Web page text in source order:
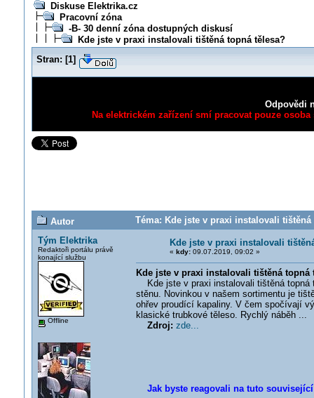
Diskuse Elektrika.cz
Pracovní zóna
-B- 30 denní zóna dostupných diskusí
Kde jste v praxi instalovali tištěná topná tělesa?
Stran: [1]
Odpovědi
Na elektrickém zařízení smí pracovat pouze
Autor
Téma: Kde jste v praxi instalovali
Tým Elektrika
Redaktoři portálu právě
konající službu
Offline
Kde jste v praxi instalovali
« kdy:09.07.2019, 09:02 »
Kde jste v praxi instalovali tištěná topná
Kde jste v praxi instalovali tištěná topná
stěnu. Novinkou v našem sortimentu je
ohřev proudící kapaliny. V čem spočívají
klasické trubkové těleso. Rychlý náběh ...
Zdroj: zde...
Jak byste reagovali na tuto